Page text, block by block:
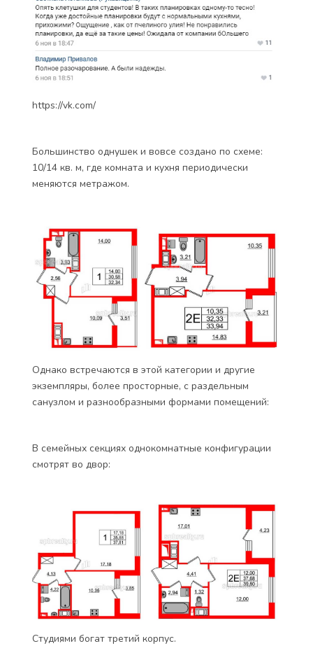
https://vk.com/
Большинство однушек и вовсе создано по схеме:
10/14 кв. м, где комната и кухня периодически
меняются метражом.
Однако встречаются в этой категории и другие
экземпляры, более просторные, с раздельным
санузлом и разнообразными формами помещений:
В семейных секциях однокомнатные конфигурации
смотрят во двор:
Студиями богат третий корпус.